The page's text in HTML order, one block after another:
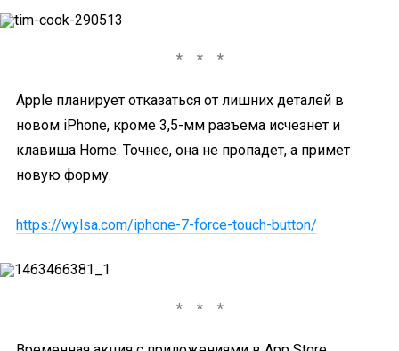
Apple планирует отказаться от лишних деталей в
новом iPhone, кроме 3,5-мм разъема исчезнет и
клавиша Home. Точнее, она не пропадет, а примет
новую форму.
https://wylsa.com/iphone-7-force-touch-button/